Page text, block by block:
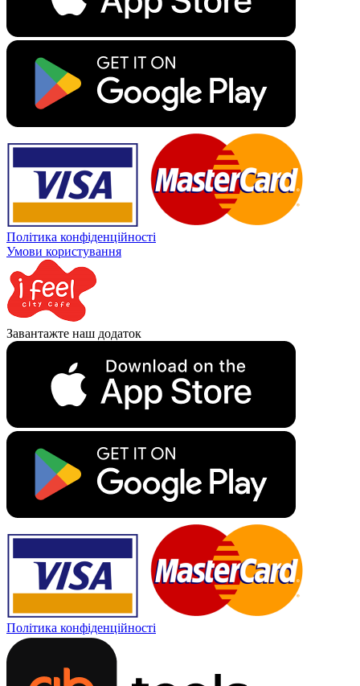
Політика конфіденційності
Умови користування
Завантажте наш додаток
Політика конфіденційності